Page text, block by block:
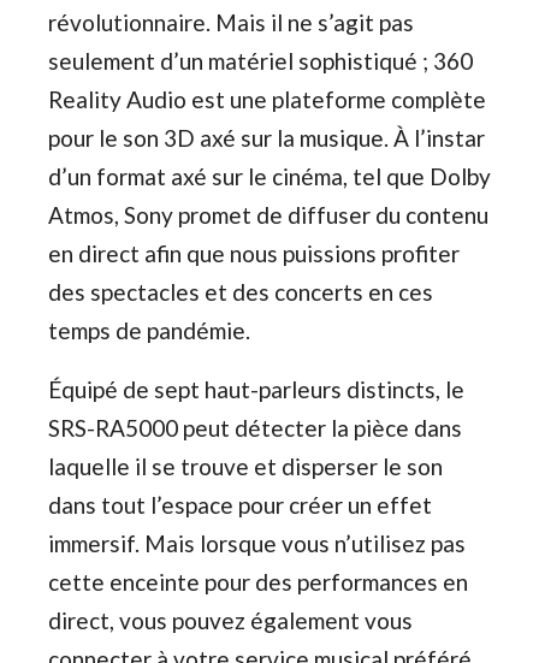
révolutionnaire. Mais il ne s’agit pas
seulement d’un matériel sophistiqué ; 360
Reality Audio est une plateforme complète
pour le son 3D axé sur la musique. À l’instar
d’un format axé sur le cinéma, tel que Dolby
Atmos, Sony promet de diffuser du contenu
en direct afin que nous puissions profiter
des spectacles et des concerts en ces
temps de pandémie.
Équipé de sept haut-parleurs distincts, le
SRS-RA5000 peut détecter la pièce dans
laquelle il se trouve et disperser le son
dans tout l’espace pour créer un effet
immersif. Mais lorsque vous n’utilisez pas
cette enceinte pour des performances en
direct, vous pouvez également vous